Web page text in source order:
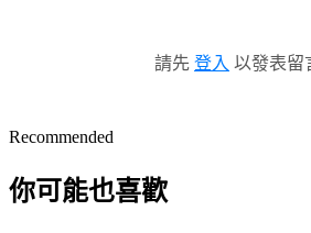
請先 登入 以發表留
Recommended
你可能也喜歡